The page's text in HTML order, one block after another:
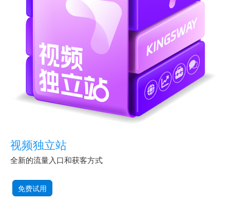
视频独立站
全新的流量入口和获客方式
免费试用